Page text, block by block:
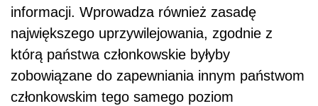
informacji. Wprowadza również zasadę
największego uprzywilejowania, zgodnie z
którą państwa członkowskie byłyby
zobowiązane do zapewniania innym państwom
członkowskim tego samego poziom